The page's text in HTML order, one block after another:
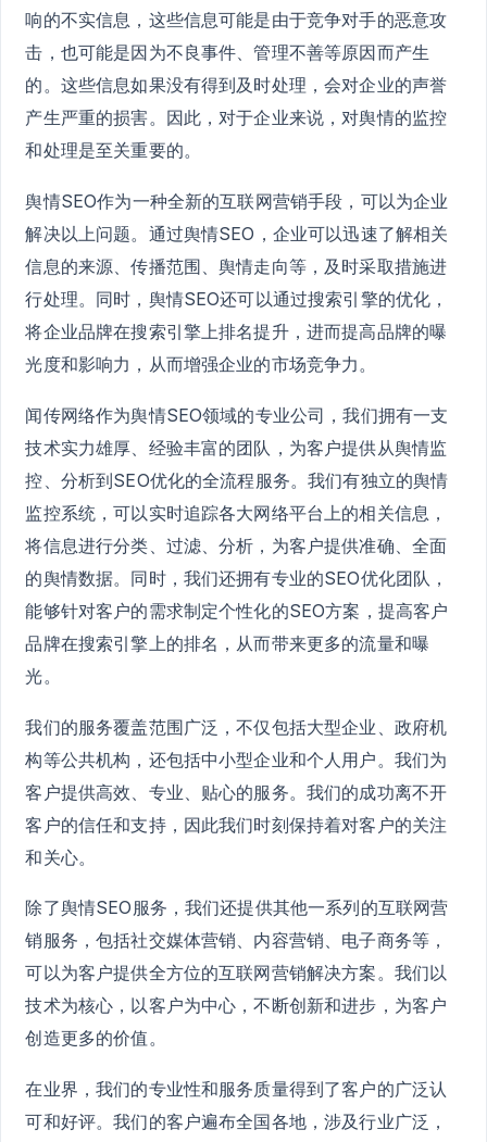
响的不实信息，这些信息可能是由于竞争对手的恶意攻
击，也可能是因为不良事件、管理不善等原因而产生
的。这些信息如果没有得到及时处理，会对企业的声誉
产生严重的损害。因此，对于企业来说，对舆情的监控
和处理是至关重要的。
舆情SEO作为一种全新的互联网营销手段，可以为企业
解决以上问题。通过舆情SEO，企业可以迅速了解相关
信息的来源、传播范围、舆情走向等，及时采取措施进
行处理。同时，舆情SEO还可以通过搜索引擎的优化，
将企业品牌在搜索引擎上排名提升，进而提高品牌的曝
光度和影响力，从而增强企业的市场竞争力。
闻传网络作为舆情SEO领域的专业公司，我们拥有一支
技术实力雄厚、经验丰富的团队，为客户提供从舆情监
控、分析到SEO优化的全流程服务。我们有独立的舆情
监控系统，可以实时追踪各大网络平台上的相关信息，
将信息进行分类、过滤、分析，为客户提供准确、全面
的舆情数据。同时，我们还拥有专业的SEO优化团队，
能够针对客户的需求制定个性化的SEO方案，提高客户
品牌在搜索引擎上的排名，从而带来更多的流量和曝
光。
我们的服务覆盖范围广泛，不仅包括大型企业、政府机
构等公共机构，还包括中小型企业和个人用户。我们为
客户提供高效、专业、贴心的服务。我们的成功离不开
客户的信任和支持，因此我们时刻保持着对客户的关注
和关心。
除了舆情SEO服务，我们还提供其他一系列的互联网营
销服务，包括社交媒体营销、内容营销、电子商务等，
可以为客户提供全方位的互联网营销解决方案。我们以
技术为核心，以客户为中心，不断创新和进步，为客户
创造更多的价值。
在业界，我们的专业性和服务质量得到了客户的广泛认
可和好评。我们的客户遍布全国各地，涉及行业广泛，